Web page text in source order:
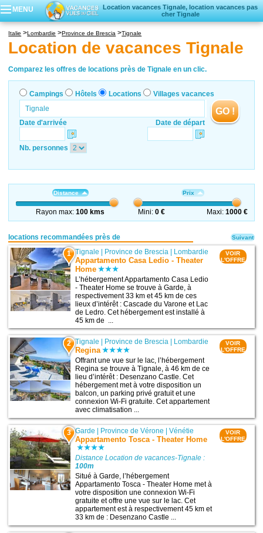
MENU
Location vacances Tignale, location vacances pas
cher Tignale
Locations vacances
Villages vacances
Italie Lombardie Province de Brescia Tignale
Location de vacances Tignale
Comparez les offres de locations près de Tignale en un clic.
Campings Hôtels Locations Villages vacances
Date d'arrivée Date de départ
GO !
Nb. personnes
Distance
Rayon max:100 kms
Prix
Mini:0 € Maxi: 1000 €
locations recommandées près de
1 Tignale | Province de Brescia | Lombardie
Appartamento Casa Ledio - Theater
Home
L’hébergement Appartamento Casa Ledio
- Theater Home se trouve à Garde, à
respectivement 33 km et 45 km de ces
lieux d’intérêt : Cascade du Varone et Lac
de Ledro. Cet hébergement est installé à
45 km de ...
VOIR
L'OFFRE
2 Tignale Province de Brescia Lombardie
Regina
Offrant une vue sur le lac, l’hébergement
Regina se trouve à Tignale, à 46 km de ce
lieu d’intérêt : Desenzano Castle. Cet
hébergement met à votre disposition un
balcon, un parking privé gratuit et une
connexion Wi-Fi gratuite. Cet appartement
avec climatisation ...
VOIR
L'OFFRE
3 Garde Province de Vérone |Vénétie
Appartamento Tosca - Theater Home
Distance Location de vacances-Tignale :
100m
Situé à Garde, l’hébergement
Appartamento Tosca - Theater Home met à
votre disposition une connexion Wi-Fi
gratuite et offre une vue sur le lac. Cet
appartement est à respectivement 45 km et
33 km de : Desenzano Castle ...
VOIR
L'OFFRE
Suivant